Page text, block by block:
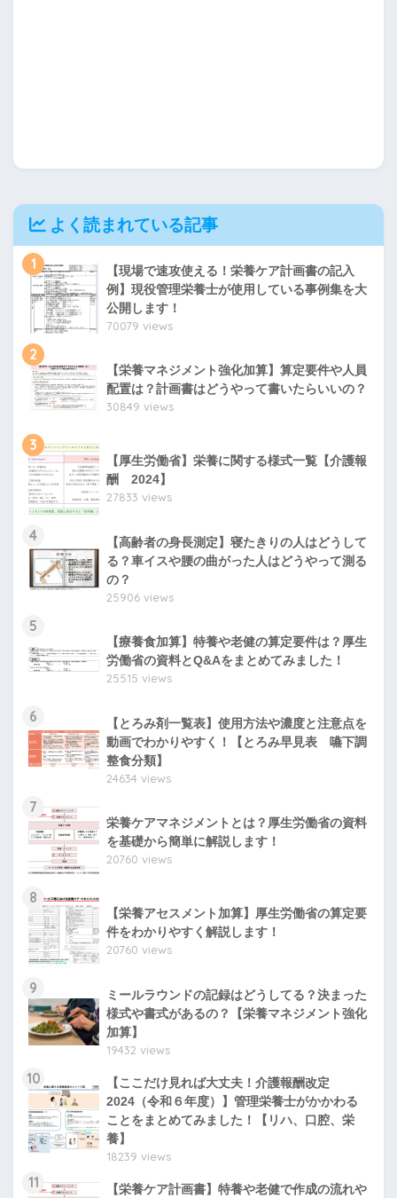
よく読まれている記事
1
【現場で速攻使える！栄養ケア計画書の記入
例】現役管理栄養士が使用している事例集を大
公開します！
70079 views
2
【栄養マネジメント強化加算】算定要件や人員
配置は？計画書はどうやって書いたらいいの？
30849 views
3
【厚生労働省】栄養に関する様式一覧【介護報
酬 2024】
27833 views
4
【高齢者の身長測定】寝たきりの人はどうして
る？車イスや腰の曲がった人はどうやって測る
の？
25906 views
5
【療養食加算】特養や老健の算定要件は？厚生
労働省の資料とQ&Aをまとめてみました！
25515 views
6
【とろみ剤一覧表】使用方法や濃度と注意点を
動画でわかりやすく！【とろみ早見表 嚥下調
整食分類】
24634 views
7
栄養ケアマネジメントとは？厚生労働省の資料
を基礎から簡単に解説します！
20760 views
8
【栄養アセスメント加算】厚生労働省の算定要
件をわかりやすく解説します！
20760 views
9
ミールラウンドの記録はどうしてる？決まった
様式や書式があるの？【栄養マネジメント強化
加算】
19432 views
10
【ここだけ見れば大丈夫！介護報酬改定
2024（令和６年度）】管理栄養士がかかわる
ことをまとめてみました！【リハ、口腔、栄
養】
18239 views
11
【栄養ケア計画書】特養や老健で作成の流れや